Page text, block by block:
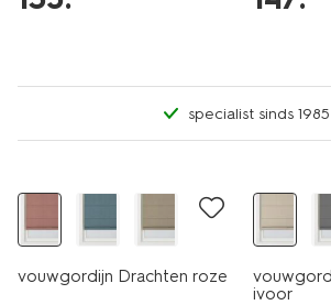
specialist sinds 1985
vouwgordijn Drachten roze
ivoor